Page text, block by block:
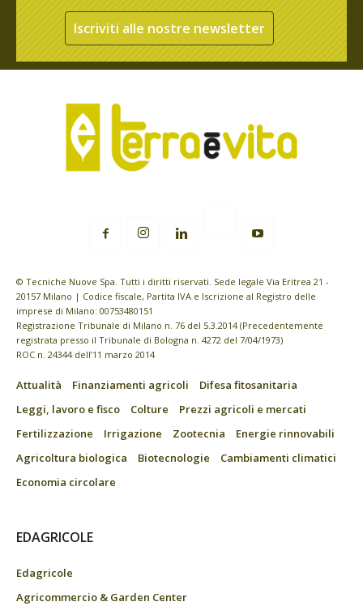
Iscriviti alle nostre newsletter
© Tecniche Nuove Spa. Tutti i diritti riservati. Sede legale Via Eritrea 21 -
20157 Milano | Codice fiscale, Partita IVA e Iscrizione al Registro delle
imprese di Milano: 00753480151
Registrazione Tribunale di Milano n. 76 del 5.3.2014 (Precedentemente
registrata presso il Tribunale di Bologna n. 4272 del 7/04/1973)
ROC n. 24344 dell’11 marzo 2014
Attualità Finanziamenti agricoli
Difesa fitosanitaria
Leggi, lavoro e fisco
Colture
Prezzi agricoli e mercati
Fertilizzazione
Irrigazione Zootecnia
Energie rinnovabili
Agricoltura biologica
Biotecnologie
Cambiamenti climatici
Economia circolare
EDAGRICOLE
Edagricole
Agricommercio & Garden Center